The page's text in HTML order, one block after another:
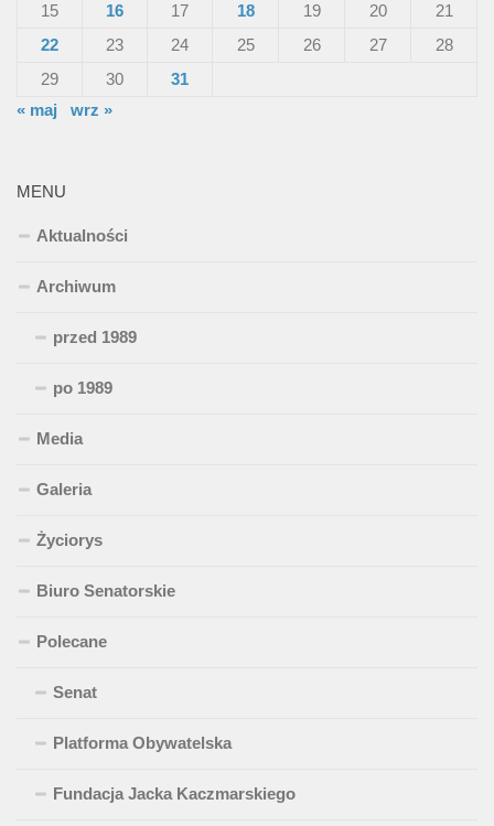
15
16 17 18 19 20
21
22
23 24 25 26 27
28
29
30
31
« maj
wrz »
MENU
Aktualności
Archiwum
przed 1989
po 1989
Media
Galeria
Życiorys
Biuro Senatorskie
Polecane
Senat
Platforma Obywatelska
Fundacja Jacka Kaczmarskiego